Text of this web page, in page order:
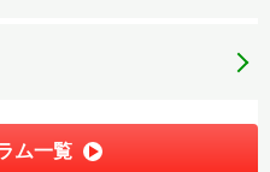
ム一覧